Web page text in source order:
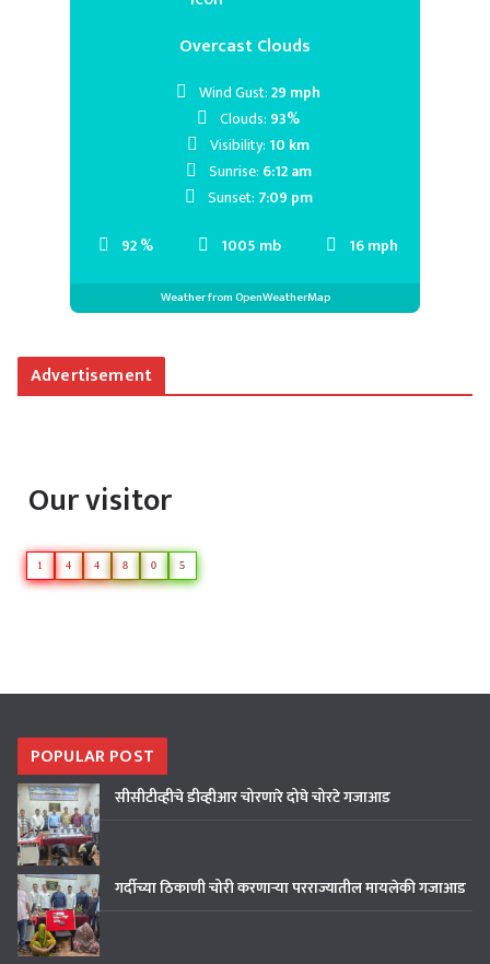
Overcast Clouds
92 % 1005 mb 16 mph
Wind Gust:29 mph
Clouds: 93%
Visibility: 10 km
Sunrise: 6:12 am
Sunset: 7:09 pm
Weather from OpenWeatherMap
Advertisement
Our visitor
1 4 4 8 0 5
POPULAR POST
सीसीटीव्हीचे डीव्हीआर चोरणारे दोघे चोरटे गजाआड
गर्दीच्या ठिकाणी चोरी करणाऱ्या परराज्यातील मायलेकी गजाआड